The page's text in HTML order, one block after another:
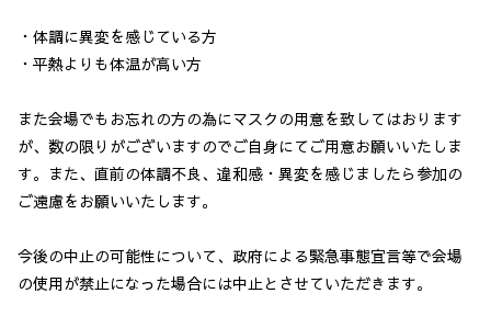
・体調に異変を感じている方
・平熱よりも体温が高い方
また会場でもお忘れの方の為にマスクの用意を致してはおります
が、数の限りがございますのでご自身にてご用意お願いいたしま
す。また、直前の体調不良、違和感・異変を感じましたら参加の
ご遠慮をお願いいたします。
今後の中止の可能性について、政府による緊急事態宣言等で会場
の使用が禁止になった場合には中止とさせていただきます。